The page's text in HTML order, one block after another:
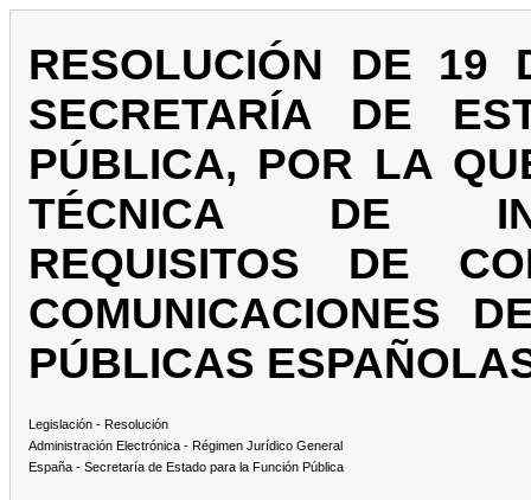
RESOLUCIÓN DE
SECRETARÍA DE
PÚBLICA, POR LA
TÉCNICA DE
REQUISITOS DE
COMUNICACIONES
PÚBLICAS
Legislación - Resolución
Administración Electrónica - Régimen Jurídico General
España - Secretaría de Estado para la Función Pública